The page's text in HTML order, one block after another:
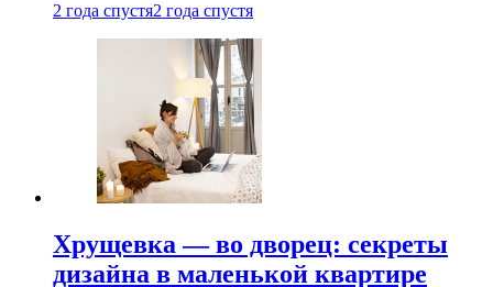
2 года спустя2 года спустя
Хрущевка — во дворец: секреты
дизайна в маленькой квартире